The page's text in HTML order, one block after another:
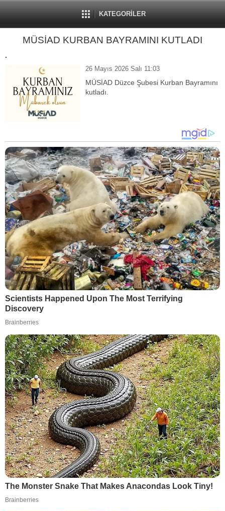
KATEGORİLER
MÜSİAD KURBAN BAYRAMINI KUTLADI
.
26 Mayıs 2026 Salı 11:03
MÜSİAD Düzce Şubesi Kurban Bayramını
kutladı.